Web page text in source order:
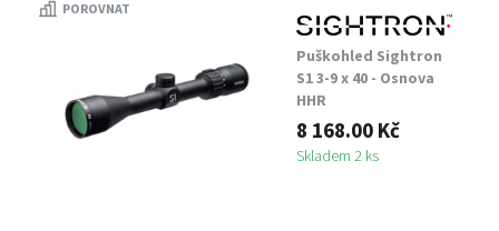
POROVNAT
Puškohled Sightron
S1 3-9 x 40 - Osnova
HHR
8 168.00 Kč
Skladem 2 ks